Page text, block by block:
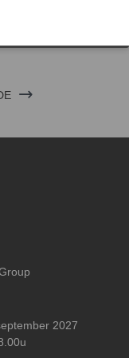
2027